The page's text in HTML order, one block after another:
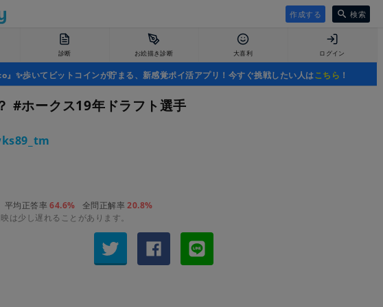
作成する 検索
診断 お絵描き診断 大喜利 ログイン
』✨歩いてビットコインが貯まる、新感覚ポイ活アプリ！今すぐ挑戦したい人はこちら ！
#ホークス19年ドラフト選手
平均正答率64.6% 全問正解率20.8%
は少し遅れることがあります。